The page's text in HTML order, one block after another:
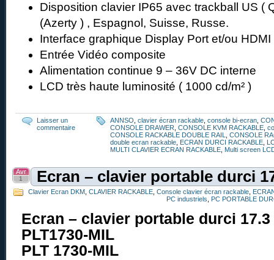
Disposition clavier IP65 avec trackball US (
(Azerty ) , Espagnol, Suisse, Russe.
Interface graphique Display Port et/ou HDMI
Entrée Vidéo composite
Alimentation continue 9 – 36V DC interne
LCD très haute luminosité ( 1000 cd/m² )
Laisser un
commentaire
ANNSO clavier écran rackable console bi-ecran
CONSOLE DRAWER CONSOLE KVM RACKABLE
CONSOLE RACKABLE DOUBLE RAIL
CONSOLE
double ecran rackable ECRAN DURCI RACKABLE
MULTI CLAVIER ECRAN RACKABLE Multi screen
Ecran – clavier portable durci
Avr
1
Clavier Ecran DKM CLAVIER RACKABLE Console clavier écran rackable
PC industriels
PC PORTABLE
Ecran – clavier portable durci
PLT1730-MIL
PLT 1730-MIL